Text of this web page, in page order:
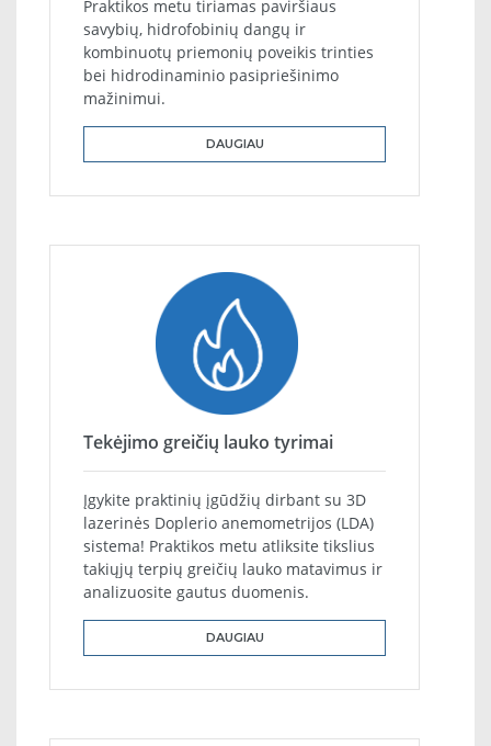
Praktikos metu tiriamas paviršiaus
savybių, hidrofobinių dangų ir
kombinuotų priemonių poveikis trinties
bei hidrodinaminio pasipriešinimo
mažinimui.
DAUGIAU
Tekėjimo greičių lauko tyrimai
Įgykite praktinių įgūdžių dirbant su 3D
lazerinės Doplerio anemometrijos (LDA)
sistema! Praktikos metu atliksite tikslius
takiųjų terpių greičių lauko matavimus ir
analizuosite gautus duomenis.
DAUGIAU